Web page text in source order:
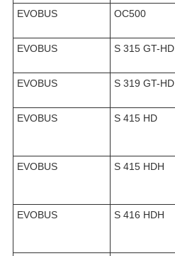
EVOBUS
OC500
EVOBUS
S 315 GT-HD
EVOBUS
S 319 GT-HD
EVOBUS
S 415 HD
EVOBUS
S 415 HDH
EVOBUS
S 416 HDH